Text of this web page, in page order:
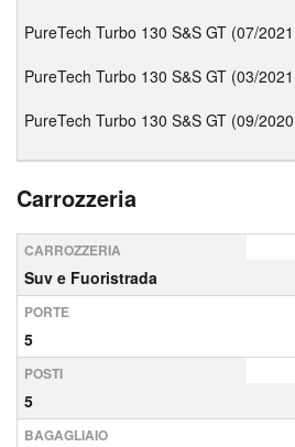
PureTech Turbo 130 S&S GT (07/
PureTech Turbo 130 S&S GT (03/
PureTech Turbo 130 S&S GT (09/
Carrozzeria
CARROZZERIA
Suv e Fuoristrada
PORTE
5
POSTI
5
BAGAGLIAIO